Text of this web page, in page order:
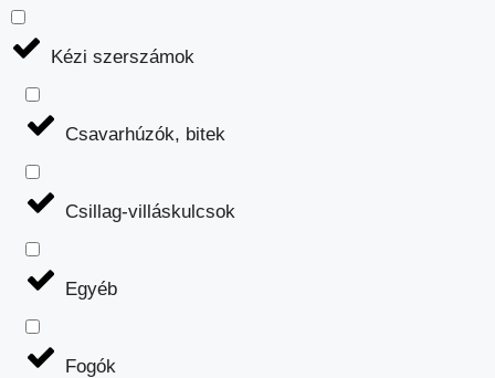
Kézi szerszámok
Csavarhúzók, bitek
Csillag-villáskulcsok
Egyéb
Fogók